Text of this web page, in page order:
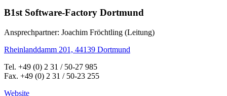
B1st Software-Factory Dortmund
Ansprechpartner: Joachim Fröchtling (Leitung)
Rheinlanddamm 201, 44139 Dortmund
Tel. +49 (0) 2 31 / 50-27 985
Fax. +49 (0) 2 31 / 50-23 255
Website